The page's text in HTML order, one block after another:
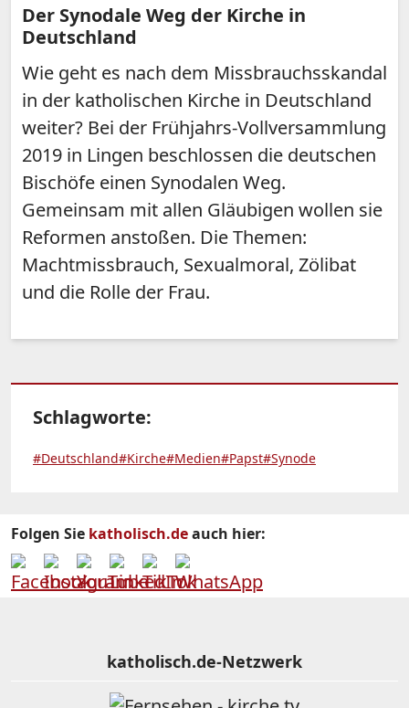
Der Synodale Weg der Kirche in
Deutschland
Wie geht es nach dem Missbrauchsskandal
in der katholischen Kirche in Deutschland
weiter? Bei der Frühjahrs-Vollversammlung
2019 in Lingen beschlossen die deutschen
Bischöfe einen Synodalen Weg.
Gemeinsam mit allen Gläubigen wollen sie
Reformen anstoßen. Die Themen:
Machtmissbrauch, Sexualmoral, Zölibat
und die Rolle der Frau.
Schlagworte:
#Deutschland#Kirche#Medien#Papst#Synode
Folgen Sie katholisch.deauch hier:
katholisch.de-Netzwerk